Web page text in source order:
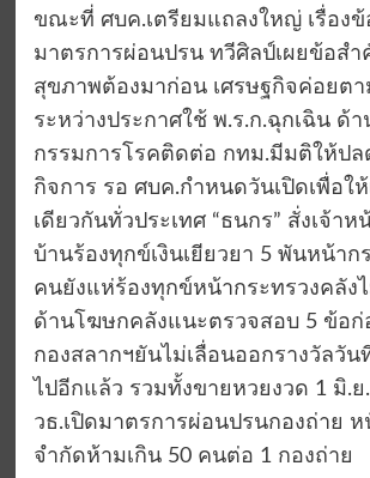
ขณะที่ ศบค.เตรียมแถลงใหญ่ เรื่อง
มาตรการผ่อนปรน ทวีศิลป์เผยข้อสำ
สุขภาพต้องมาก่อน เศรษฐกิจค่อยตา
ระหว่างประกาศใช้ พ.ร.ก.ฉุกเฉิน ด้
กรรมการโรคติดต่อ กทม.มีมติให้ปล
กิจการ รอ ศบค.กำหนดวันเปิดเพื่อใ
เดียวกันทั่วประเทศ “ธนกร” สั่งเจ้า
บ้านร้องทุกข์เงินเยียวยา 5 พันหน้าก
คนยังแห่ร้องทุกข์หน้ากระทรวงคลัง
ด้านโฆษกคลังแนะตรวจสอบ 5 ข้อก่
กองสลากฯยันไม่เลื่อนออกรางวัลวัน
ไปอีกแล้ว รวมทั้งขายหวยงวด 1 มิ.
วธ.เปิดมาตรการผ่อนปรนกองถ่าย
จำกัดห้ามเกิน 50 คนต่อ 1 กองถ่าย